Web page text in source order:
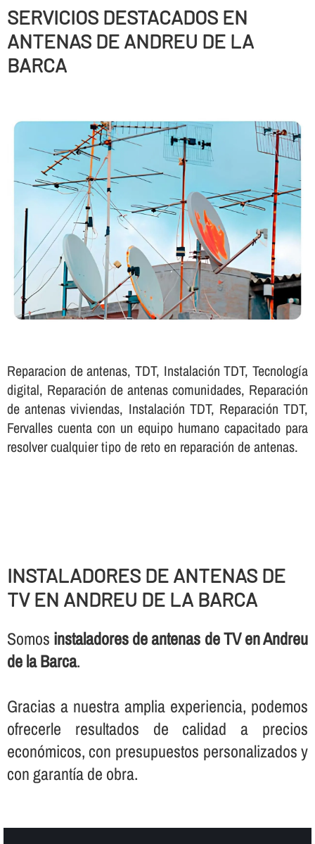
SERVICIOS DESTACADOS EN
ANTENAS DE ANDREU DE LA
BARCA
Reparacion de antenas, TDT, Instalación TDT, Tecnologí­a
digital, Reparación de antenas comunidades, Reparación
de antenas viviendas, Instalación TDT, Reparación TDT,
Fervalles cuenta con un equipo humano capacitado para
resolver cualquier tipo de reto en reparación de antenas.
INSTALADORES DE ANTENAS DE
TV EN ANDREU DE LA BARCA
Somos instaladores de antenas de TV en Andreu
de la Barca.
Gracias a nuestra amplia experiencia, podemos
ofrecerle resultados de calidad a precios
económicos, con presupuestos personalizados y
con garantí­a de obra.